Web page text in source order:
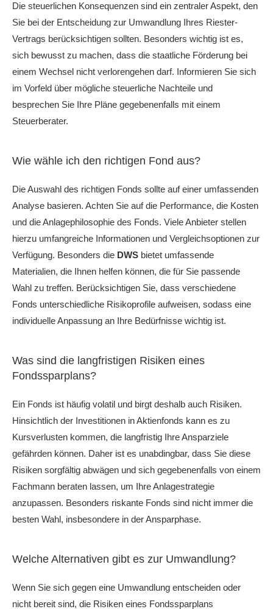
Die steuerlichen Konsequenzen sind ein zentraler Aspekt, den
Sie bei der Entscheidung zur Umwandlung Ihres Riester-
Vertrags berücksichtigen sollten. Besonders wichtig ist es,
sich bewusst zu machen, dass die staatliche Förderung bei
einem Wechsel nicht verlorengehen darf. Informieren Sie sich
im Vorfeld über mögliche steuerliche Nachteile und
besprechen Sie Ihre Pläne gegebenenfalls mit einem
Steuerberater.
Wie wähle ich den richtigen Fond aus?
Die Auswahl des richtigen Fonds sollte auf einer umfassenden
Analyse basieren. Achten Sie auf die Performance, die Kosten
und die Anlagephilosophie des Fonds. Viele Anbieter stellen
hierzu umfangreiche Informationen und Vergleichsoptionen zur
Verfügung. Besonders die DWS bietet umfassende
Materialien, die Ihnen helfen können, die für Sie passende
Wahl zu treffen. Berücksichtigen Sie, dass verschiedene
Fonds unterschiedliche Risikoprofile aufweisen, sodass eine
individuelle Anpassung an Ihre Bedürfnisse wichtig ist.
Was sind die langfristigen Risiken eines
Fondssparplans?
Ein Fonds ist häufig volatil und birgt deshalb auch Risiken.
Hinsichtlich der Investitionen in Aktienfonds kann es zu
Kursverlusten kommen, die langfristig Ihre Ansparziele
gefährden können. Daher ist es unabdingbar, dass Sie diese
Risiken sorgfältig abwägen und sich gegebenenfalls von einem
Fachmann beraten lassen, um Ihre Anlagestrategie
anzupassen. Besonders riskante Fonds sind nicht immer die
besten Wahl, insbesondere in der Ansparphase.
Welche Alternativen gibt es zur Umwandlung?
Wenn Sie sich gegen eine Umwandlung entscheiden oder
nicht bereit sind, die Risiken eines Fondssparplans